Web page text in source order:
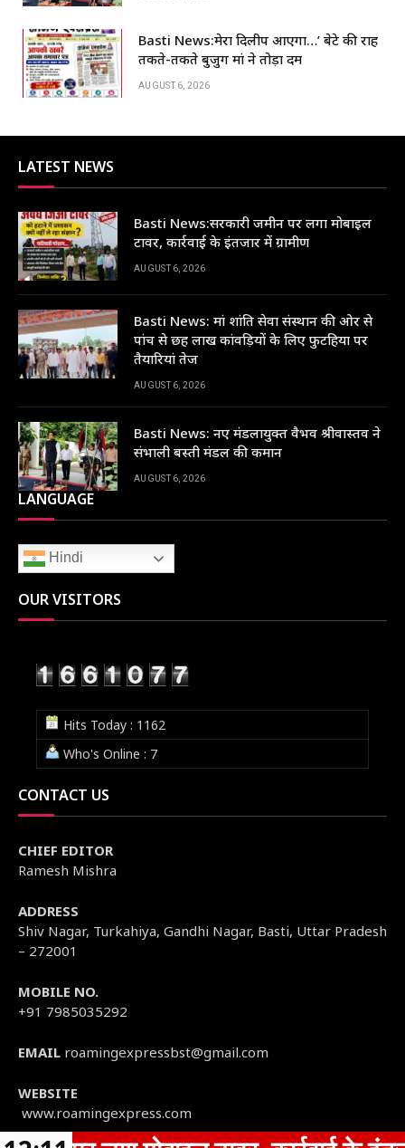
Basti News:मेरा दिलीप आएगा…’ बेटे की राह
तकते-तकते बुजुर्ग मां ने तोड़ा दम
AUGUST 6, 2026
LATEST NEWS
Basti News:सरकारी जमीन पर लगा मोबाइल
टावर, कार्रवाई के इंतजार में ग्रामीण
AUGUST 6, 2026
Basti News: मां शांति सेवा संस्थान की ओर से
पांच से छह लाख कांवड़ियों के लिए फुटहिया पर
तैयारियां तेज
AUGUST 6, 2026
Basti News: नए मंडलायुक्त वैभव श्रीवास्तव ने
संभाली बस्ती मंडल की कमान
AUGUST 6, 2026
LANGUAGE
Hindi
OUR VISITORS
Hits Today : 1162
Who's Online : 7
CONTACT US
CHIEF EDITOR
Ramesh Mishra
ADDRESS
Shiv Nagar, Turkahiya, Gandhi Nagar, Basti, Uttar Pradesh
– 272001
MOBILE NO.
+91 7985035292
EMAIL roamingexpressbst@gmail.com
WEBSITE
www.roamingexpress.com